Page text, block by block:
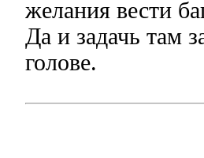
желания вести
Да и задачь там
голове.